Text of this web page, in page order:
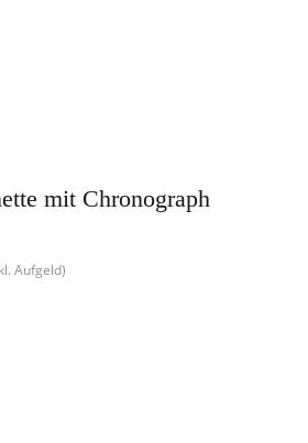
mit Chronograph
Aufgeld)